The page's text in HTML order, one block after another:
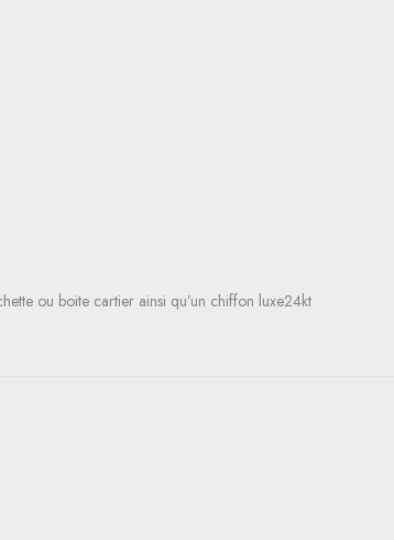
ou boite cartier ainsi qu’un chiffon luxe24kt